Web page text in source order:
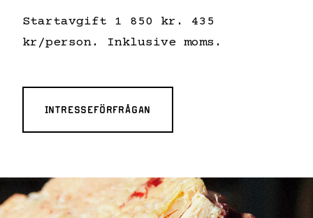
Startavgift 1 850 kr. 435
kr/person. Inklusive moms.
INTRESSEFÖRFRÅGAN